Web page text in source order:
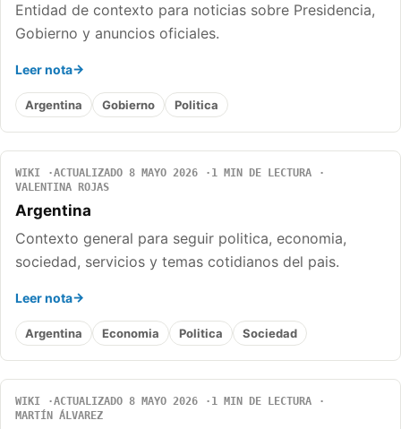
Entidad de contexto para noticias sobre Presidencia,
Gobierno y anuncios oficiales.
Leer nota
Argentina Gobierno Politica
WIKI ACTUALIZADO 8 MAYO 2026
1 MIN DE LECTURA
VALENTINA ROJAS
Argentina
Contexto general para seguir politica, economia,
sociedad, servicios y temas cotidianos del pais.
Leer nota
Argentina Economia Politica Sociedad
WIKI ACTUALIZADO 8 MAYO 2026
1 MIN DE LECTURA
MARTÍN ÁLVAREZ